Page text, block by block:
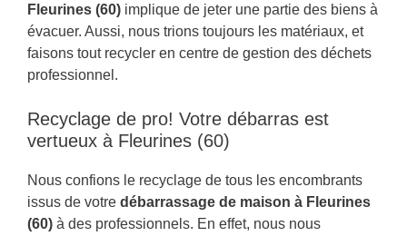
Fleurines (60) implique de jeter une partie des biens à
évacuer. Aussi, nous trions toujours les matériaux, et
faisons tout recycler en centre de gestion des déchets
professionnel.
Recyclage de pro! Votre débarras est
vertueux à Fleurines (60)
Nous confions le recyclage de tous les encombrants
issus de votre débarrassage de maison à Fleurines
(60) à des professionnels. En effet, nous nous